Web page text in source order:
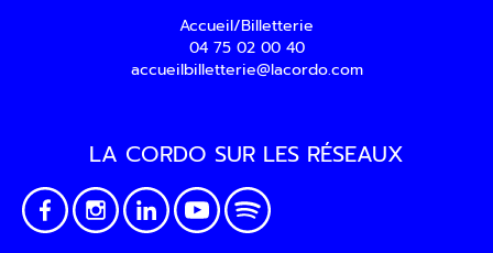
Accueil/Billetterie
04 75 02 00 40
accueilbilletterie@lacordo.com
LA CORDO SUR LES RÉSEAUX